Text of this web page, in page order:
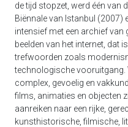
de tijd stopzet, werd één van
Biënnale van Istanbul (2007)
intensief met een archief van
beelden van het internet, dat
trefwoorden zoals
technologische vooruitgang.
complex, gevoelig en
films, animaties en objecten
aanreiken naar een rijke,
kunsthistorische, filmische,